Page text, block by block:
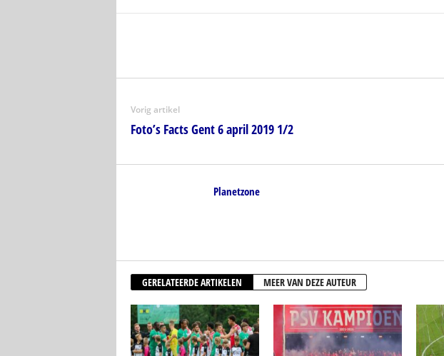
Vorig artikel
Foto’s Facts Gent 6 april 2019 1/2
Planetzone
GERELATEERDE ARTIKELEN MEER VAN DEZE AUTEUR